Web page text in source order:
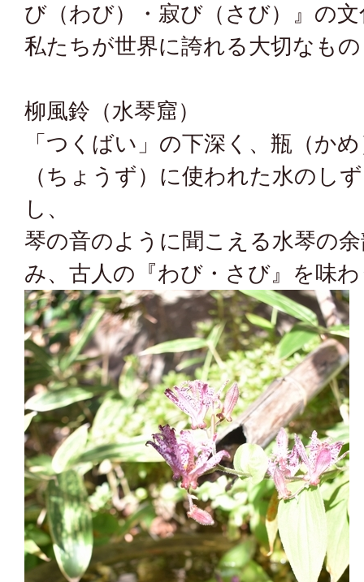
び（わび）・寂び（さび）』の
私たちが世界に誇れる大切なもの
柳風鈴（水琴窟）
「つくばい」の下深く、瓶（か
（ちょうず）に使われた水のし
し、
琴の音のように聞こえる水琴の
み、古人の『わび・さび』を味